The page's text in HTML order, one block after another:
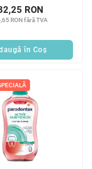
RON fără TVA
RON
în Coş